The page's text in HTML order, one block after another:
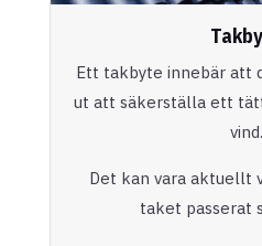
Ett takbyte innebär att
ut att säkerställa ett
vind.
Det kan vara aktuellt
taket passerat